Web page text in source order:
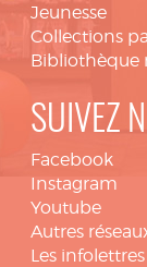
Jeunesse
Collections
Bibliothèque
SUIVEZ
Facebook
Instagram
Youtube
Autres
Les infolettres